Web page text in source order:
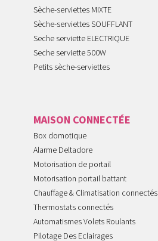
Sèche-serviettes MIXTE
Sèche-serviettes SOUFFLANT
Seche serviette ELECTRIQUE
Seche serviette 500W
Petits sèche-serviettes
MAISON CONNECTÉE
Box domotique
Alarme Deltadore
Motorisation de portail
Motorisation portail battant
Chauffage & Climatisation connectés
Thermostats connectés
Automatismes Volets Roulants
Pilotage Des Eclairages